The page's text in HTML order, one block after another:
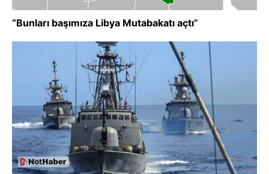
“Bunları başımıza Libya Mutabakatı açtı”